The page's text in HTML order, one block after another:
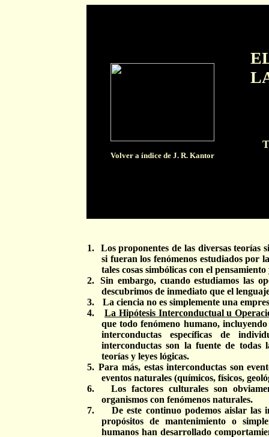
Volver a índice de J. R. Kantor
1.
Los proponentes de las diversas teorías
si fueran los fenómenos estudiados por
tales cosas simbólicas con el
2. Sin embargo, cuando estudiamos las
descubrimos de inmediato que el
3.
La ciencia no es simplemente una
4.
La Hipótesis Interconductual u
que todo fenómeno humano,
interconductas específicas de
interconductas son la fuente de todas
teorías y leyes lógicas.
5. Para más, estas interconductas son
eventos naturales (químicos, físicos,
6.
Los factores culturales son
organismos con fenómenos naturales.
7.
De este continuo podemos aislar las
propósitos de mantenimiento o
humanos han desarrollado